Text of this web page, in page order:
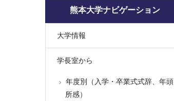
熊本大学ナビゲーション
大学情報
学長室から
年度別（入学・卒業式式辞、年頭
所感）